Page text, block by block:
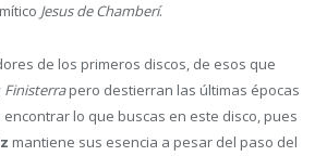
Jesus de Chamberí.
de los primeros discos, de esos que
Finisterrapero destierran las últimas épocas
lo que buscas en este disco, pues
mantiene sus esencia a pesar del paso del